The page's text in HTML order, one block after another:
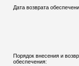
Дата возврата
Порядок внесения и
обеспечения: